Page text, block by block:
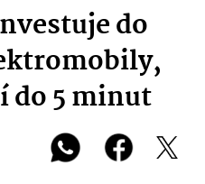
do
do 5 minut